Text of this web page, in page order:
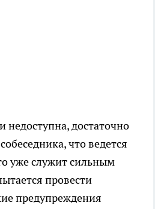
недоступна, достаточно
что ведется
уже служит сильным
провести
предупреждения